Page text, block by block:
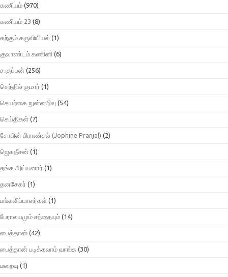
கணியம் (970)
கணியம் 23 (8)
கற்கும் கருவியியல் (1)
குவாண்டம் கணினி (6)
ச.குப்பன் (256)
செந்தில் குமார் (1)
செயற்கை நுன்னறிவு (54)
செய்திகள் (7)
சோபின் பிராண்சல் (Jophine Pranjal) (2)
ஜெகதீசன் (1)
தங்க அய்யனார் (1)
தனசேகர் (1)
பங்களிப்பாளர்கள் (1)
பேராலயமும் சந்தையும் (14)
பைத்தான் (42)
பைத்தான் படிக்கலாம் வாங்க (30)
மறைவு (1)